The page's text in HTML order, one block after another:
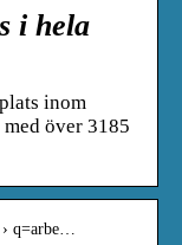
i hela
inom
över 3185
q=arbe…